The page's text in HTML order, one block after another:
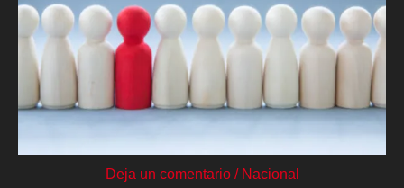
Deja un comentario / Nacional